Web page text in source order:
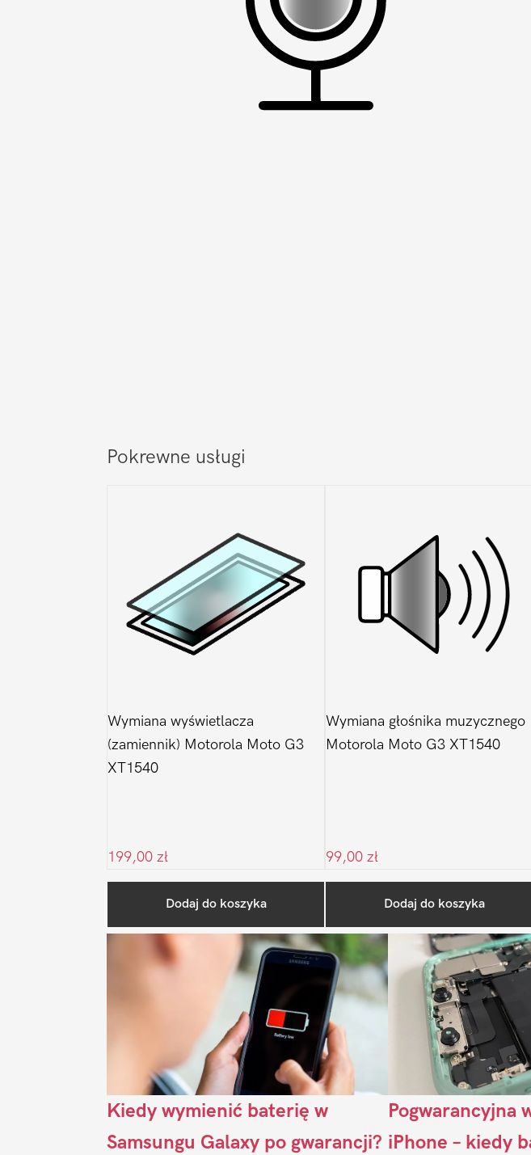
Pokrewne usługi
Wymiana wyświetlacza
(zamiennik) Motorola Moto G3
XT1540
199,00 zł
Dodaj do koszyka
Wymiana głośnika muzycznego
Motorola Moto G3 XT1540
99,00 zł
Dodaj do koszyka
Kiedy wymienić baterię w
Samsungu Galaxy po gwarancji?
Pogwarancyjna
iPhone – kiedy